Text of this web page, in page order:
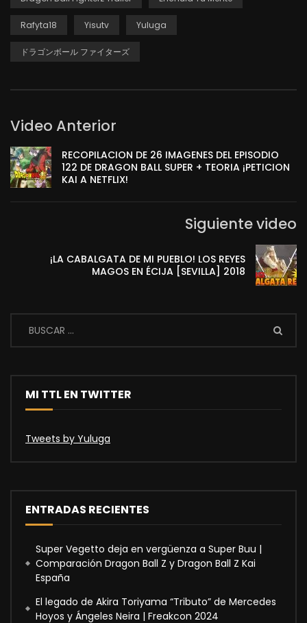
Rafyta18 Yisutv Yuluga
ドラゴンボール ファイターズ
Video Anterior
RECOPILACION DE 26 IMAGENES DEL EPISODIO
122 DE DRAGON BALL SUPER + TEORIA ¡PETICION
KAI A NETFLIX!
Siguiente video
¡LA CABALGATA DE MI PUEBLO! LOS REYES
MAGOS EN ÉCIJA [SEVILLA] 2018
MI TTL EN TWITTER
Tweets by Yuluga
ENTRADAS RECIENTES
Super Vegetto deja en vergüenza a Super Buu |
Comparación Dragon Ball Z y Dragon Ball Z Kai
España
El legado de Akira Toriyama “Tributo” de Mercedes
Hoyos y Ángeles Neira | Freakcon 2024